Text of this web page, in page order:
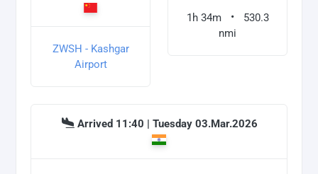
ZWSH - Kashgar
Airport
1h 34m
530.3
nmi
Arrived 11:40 | Tuesday 03.Mar.2026